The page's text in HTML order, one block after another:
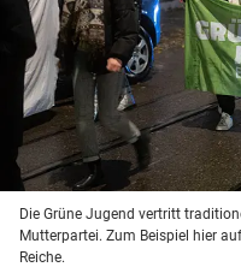
Die Grüne Jugend vertritt
Mutterpartei. Zum Beispiel hier
Reiche.